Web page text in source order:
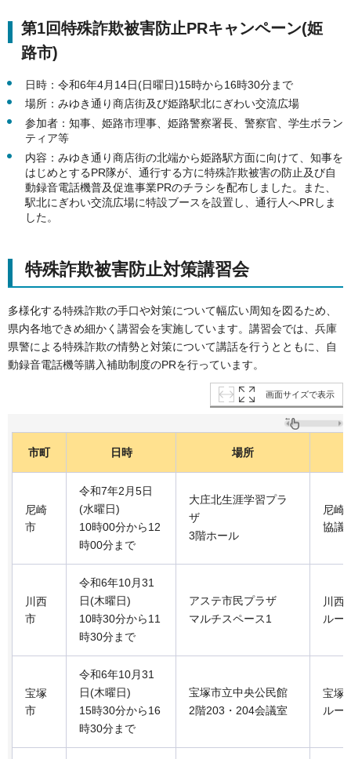
第1回特殊詐欺被害防止PRキャンペーン(姫
路市)
日時：令和6年4月14日(日曜日)15時から16時30分まで
場所：みゆき通り商店街及び姫路駅北にぎわい交流広場
参加者：知事、姫路市理事、姫路警察署長、警察官、学生ボラン
ティア等
内容：みゆき通り商店街の北端から姫路駅方面に向けて、知事を
はじめとするPR隊が、通行する方に特殊詐欺被害の防止及び自
動録音電話機普及促進事業PRのチラシを配布しました。また、
駅北にぎわい交流広場に特設ブースを設置し、通行人へPRしま
した。
特殊詐欺被害防止対策講習会
多様化する特殊詐欺の手口や対策について幅広い周知を図るため、
県内各地できめ細かく講習会を実施しています。講習会では、兵庫
県警による特殊詐欺の情勢と対策について講話を行うとともに、自
動録音電話機等購入補助制度のPRを行っています。
画面サイズで表示
市町 日時 場所
尼崎
市
令和7年2月5日
(水曜日)
10時00分から12
時00分まで
大庄北生涯学習プラ
ザ
3階ホール
尼崎
協議
川西
市
令和6年10月31
日(木曜日)
10時30分から11
時30分まで
アステ市民プラザ
マルチスペース1
川西
ルー
宝塚
市
令和6年10月31
日(木曜日)
15時30分から16
時30分まで
宝塚市立中央公民館
2階203・204会議室
宝塚
ルー